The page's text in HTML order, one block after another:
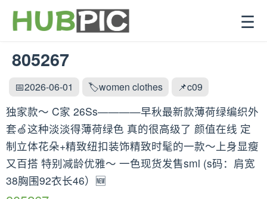
☰
805267
📅2026-06-01 🏷️women clothes 📌c09
独家款～ C家 26Ss————早秋最新款薄荷绿编织外
套🍏这种淡淡得薄荷绿色 真的很高级了 颜值在线 定
制立体花朵+精致纽扣装饰精致时髦的一款～上身显瘦
又百搭 特别减龄优雅～ 一色现货发售sml (s码：肩宽
38胸围92衣长46）🆕